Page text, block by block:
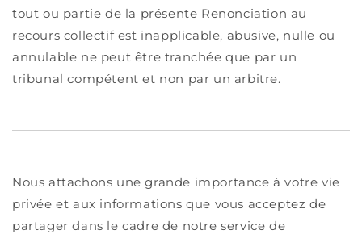
tout ou partie de la présente Renonciation au
recours collectif est inapplicable, abusive, nulle ou
annulable ne peut être tranchée que par un
tribunal compétent et non par un arbitre.
Nous attachons une grande importance à votre vie
privée et aux informations que vous acceptez de
partager dans le cadre de notre service de